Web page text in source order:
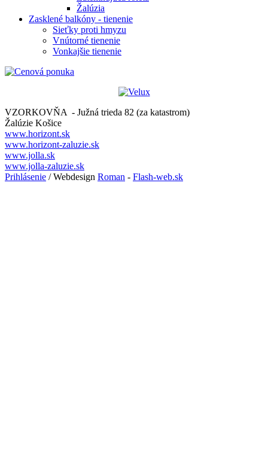
Žalúzia
Zasklené balkóny - tienenie
Sieťky proti hmyzu
Vnútorné tienenie
Vonkajšie tienenie
VZORKOVŇA - Južná trieda 82 (za katastrom)
Žalúzie Košice
www.horizont.sk
www.horizont-zaluzie.sk
www.jolla.sk
www.jolla-zaluzie.sk
Prihlásenie / Webdesign Roman - Flash-web.sk